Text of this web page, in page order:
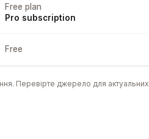
Free plan
Pro subscription
Free
Перевірте джерело для